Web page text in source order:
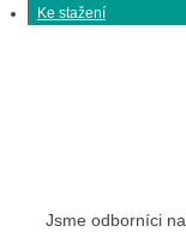
Ke stažení
Jsme odborníci